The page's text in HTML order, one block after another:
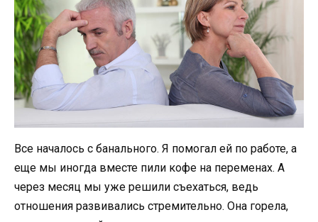
Все началось с банального. Я помогал ей по работе, а
еще мы иногда вместе пили кофе на переменах. А
через месяц мы уже решили съехаться, ведь
отношения развивались стремительно. Она горела,